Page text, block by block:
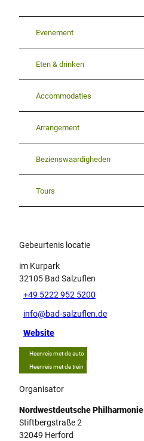
Evenement
Eten & drinken
Accommodaties
Arrangement
Bezienswaardigheden
Tours
Gebeurtenis locatie
im Kurpark
32105 Bad Salzuflen
+49 5222 952 5200
info@bad-salzuflen.de
Website
Heenreis met de auto
Heenreis met de trein
Organisator
Nordwestdeutsche Philharmonie
Stiftbergstraße 2
32049 Herford